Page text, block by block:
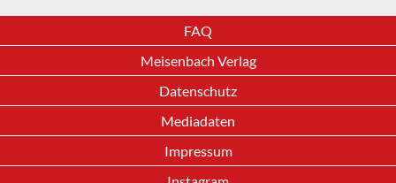
FAQ
Meisenbach Verlag
Datenschutz
Mediadaten
Impressum